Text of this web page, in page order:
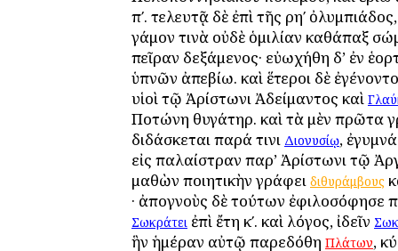
πʹ. τελευτᾷ δὲ ἐπὶ τῆς ρηʹ
γάμον τινὰ οὐδὲ ὁμιλίαν καθάπαξ
πεῖραν δεξάμενος· εὐωχήθη δ’ ἐν
ὑπνῶν ἀπεβίω. καὶ ἕτεροι δὲ
υἱοὶ τῷ Ἀρίστωνι Ἀδείμαντος καὶ
Ποτώνη θυγάτηρ. καὶ τὰ μὲν πρῶτα
διδάσκεται παρά τινι Διονυσίῳ,
εἰς παλαίστραν παρ’ Ἀρίστωνι τῷ
μαθὼν ποιητικὴν γράφει διθυράμβους
· ἀπογνοὺς δὲ τούτων ἐφιλοσόφησε
Σωκράτει ἐπὶ ἔτη κʹ. καὶ λόγος, ἰδεῖν
ἣν ἡμέραν αὐτῷ παρεδόθη Πλάτων,